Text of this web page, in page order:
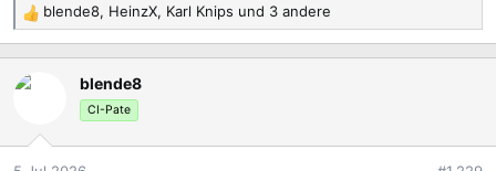
R
e
a
k
o
blende8, HeinzX, Karl Knips und 3 andere
blende8
CI-Pate